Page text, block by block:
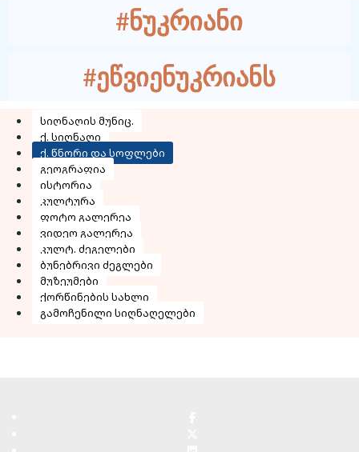
#ნუკრიანი
#ეწვიენუკრიანს
სიღნაღის მუნიც.
ქ. სიღნაღი
ქ. წნორი და სოფლები
გეოგრაფია
ისტორია
კულტურა
ფოტო გალერეა
ვიდეო გალერეა
კულტ. ძეგელები
ბუნებრივი ძეგლები
მუზეუმები
ქორწინების სახლი
გამოჩენილი სიღნაღელები